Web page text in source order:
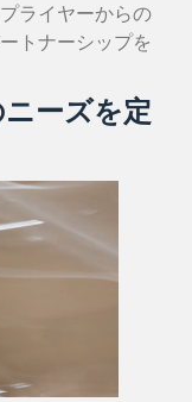
ライヤーからの
トナーシップを
ーズを定